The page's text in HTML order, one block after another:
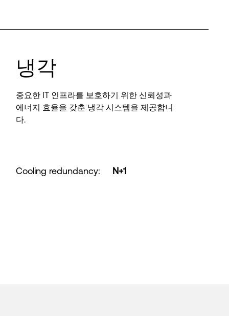
냉각
중요한 IT 인프라를 보호하기 위한 신뢰성과
에너지 효율을 갖춘 냉각 시스템을 제공합니
다.
Cooling redundancy: N+1